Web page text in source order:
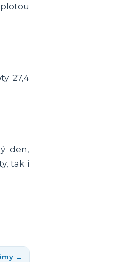
27,4
den,
tak i
→